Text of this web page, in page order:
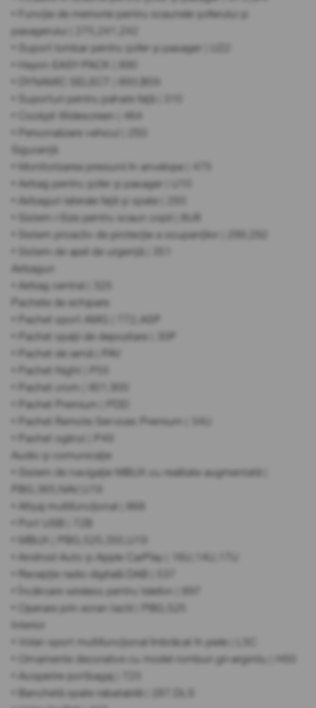
• Funcție de memorie pentru scaunele șoferului și
pasagerului | 275,241,242
• Suport lombar pentru șofer și pasager | U22
• Hayon EASY-PACK | 890
• DYNAMIC SELECT | 893,B59
• Suporturi pentru pahare față | 310
• Cockpit Widescreen | 464
• Personalizare vehicul | 2S0
Siguranță
• Monitorizarea presiunii în anvelope | 475
• Airbag pentru șofer și pasager | U10
• Airbaguri laterale față și spate | 293
• Sistem i-Size pentru scaun copil | 8U8
• Sistem proactiv de protecție a ocupanților | 299,292
• Sistem de apel de urgență | 351
Airbaguri
• Airbag central | 325
Pachete de echipare
• Pachet sport AMG | 772,ASP
• Pachet spații de depozitare | 30P
• Pachet de iarnă | PAV
• Pachet Night | P55
• Pachet crom | 901,900
• Pachet Premium | PDD
• Pachet Remote Services Premium | 34U
• Pachet oglinzi | P49
Audio și comunicație
• Sistem de navigație MBUX cu realitate augmentată |
PBG,365,NAV,U19
• Afișaj multifuncțional | 868
• Port USB | 72B
• MBUX | PBG,525,355,U19
• Android Auto și Apple CarPlay | 16U,14U,17U
• Recepție radio digitală DAB | 537
• Încărcare wireless pentru telefon | 897
• Operare prin ecran tactil | PBG,525
Interior
• Volan sport multifuncțional îmbrăcat în piele | L5C
• Ornamente decorative cu model romburi gri-argintiu | H50
• Acoperire portbagaj | 723
• Banchetă spate rabatabilă | 287,DLS